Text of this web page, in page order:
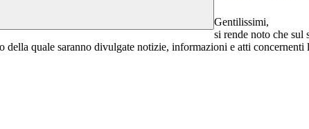
Gentilissimi,
si rende noto che sul
quale saranno divulgate notizie, informazioni e atti